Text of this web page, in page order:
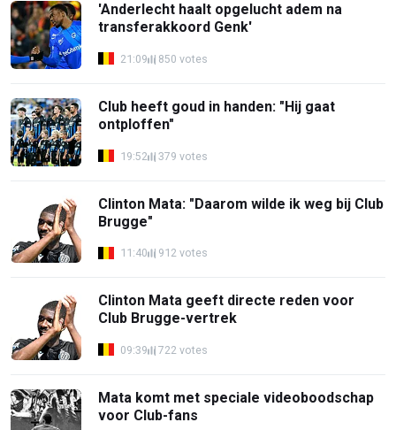
'Anderlecht haalt opgelucht adem na
transferakkoord Genk'
21:09 850 votes
Club heeft goud in handen: "Hij gaat
ontploffen"
19:52 379 votes
Clinton Mata: "Daarom wilde ik weg bij Club
Brugge"
11:40 912 votes
Clinton Mata geeft directe reden voor
Club Brugge-vertrek
09:39 722 votes
Mata komt met speciale videoboodschap
voor Club-fans